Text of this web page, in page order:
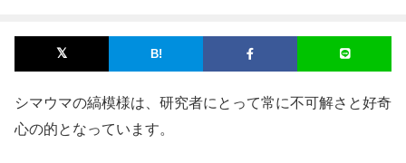
シマウマの縞模様は、研究者にとって常に不可解さと好奇
心の的となっています。